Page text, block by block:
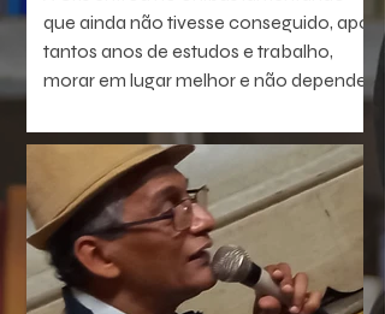
que ainda não tivesse conseguido, após
tantos anos de estudos e trabalho,
morar em lugar melhor e não depender
de Janeiro profundo. Mas vinha se
preparando pra isso. Seu dia ia chegar.